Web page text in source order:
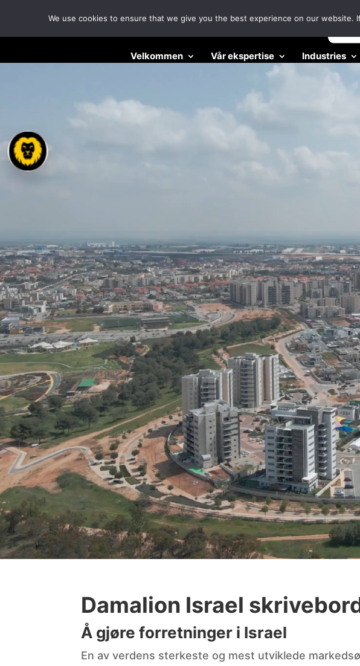
Velkommen Vår ekspertise Industries
Videoavspiller
Damalion Israel
Å gjøre forretninger i Israel
En av verdens sterkeste og mest utviklede
We use cookies to ensure that we give you the best experience on our